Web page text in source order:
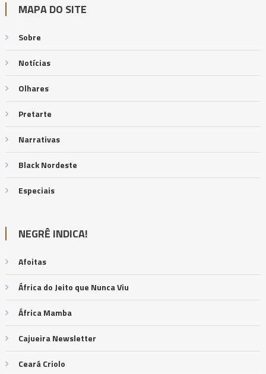
MAPA DO SITE
Sobre
Notícias
Olhares
Pretarte
Narrativas
Black Nordeste
Especiais
NEGRÊ INDICA!
Afoitas
África do Jeito que Nunca Viu
África Mamba
Cajueira Newsletter
Ceará Criolo